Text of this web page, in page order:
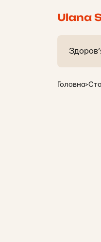
Ulana
Головна>